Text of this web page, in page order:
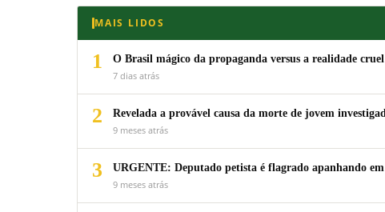
MAIS LIDOS
1
O Brasil mágico da propaganda versus a realidade
7 dias atrás
2
Revelada a provável causa da morte de jovem
9 meses atrás
3
URGENTE: Deputado petista é flagrado apanhando
9 meses atrás